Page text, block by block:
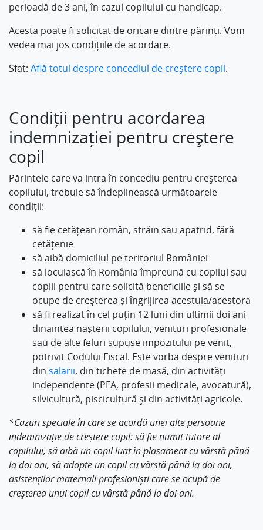
perioadă de 3 ani, în cazul copilului cu handicap.
Acesta poate fi solicitat de oricare dintre părinți. Vom
vedea mai jos condițiile de acordare.
Sfat: Află totul despre concediul de creștere copil.
Condiții pentru acordarea
indemnizației pentru creștere
copil
Părintele care va intra în concediu pentru creșterea
copilului, trebuie să îndeplinească următoarele
condiții:
să fie cetățean român, străin sau apatrid, fără
cetățenie
să aibă domiciliul pe teritoriul României
să locuiască în România împreună cu copilul sau
copiii pentru care solicită beneficiile și să se
ocupe de creșterea și îngrijirea acestuia/acestora
să fi realizat în cel puțin 12 luni din ultimii doi ani
dinaintea nașterii copilului, venituri profesionale
sau de alte feluri supuse impozitului pe venit,
potrivit Codului Fiscal. Este vorba despre venituri
din salarii, din tichete de masă, din activități
independente (PFA, profesii medicale, avocatură),
silvicultură, piscicultură și din activități agricole.
*Cazuri speciale în care se acordă unei alte persoane
indemnizație de creștere copil: să fie numit tutore al
copilului, să aibă un copil luat în plasament cu vârstă până
la doi ani, să adopte un copil cu vârstă până la doi ani,
asistenților maternali profesioniști care se ocupă de
creșterea unui copil cu vârstă până la doi ani.